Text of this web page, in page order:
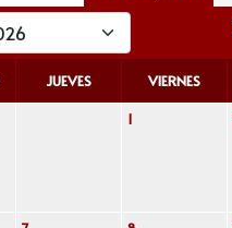
JUEVES VIERNES
1